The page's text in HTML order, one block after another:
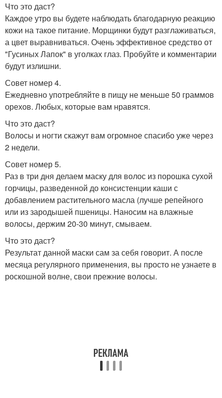
Что это даст?
Каждое утро вы будете наблюдать благодарную реакцию
кожи на такое питание. Морщинки будут разглаживаться,
а цвет выравниваться. Очень эффективное средство от
"Гусиных Лапок" в уголках глаз. Пробуйте и комментарии
будут излишни.
Совет номер 4.
Ежедневно употребляйте в пищу не меньше 50 граммов
орехов. Любых, которые вам нравятся.
Что это даст?
Волосы и ногти скажут вам огромное спасибо уже через
2 недели.
Совет номер 5.
Раз в три дня делаем маску для волос из порошка сухой
горчицы, разведенной до консистенции каши с
добавлением растительного масла (лучше репейного
или из зародышей пшеницы. Наносим на влажные
волосы, держим 20-30 минут, смываем.
Что это даст?
Результат данной маски сам за себя говорит. А после
месяца регулярного применения, вы просто не узнаете в
роскошной волне, свои прежние волосы.